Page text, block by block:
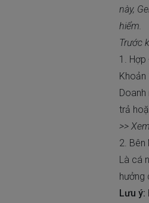
này,
hiểm.
Trước
1.
Khoản
trả
>>
2. Bên
Là cá
hưởng
Lưu ý: